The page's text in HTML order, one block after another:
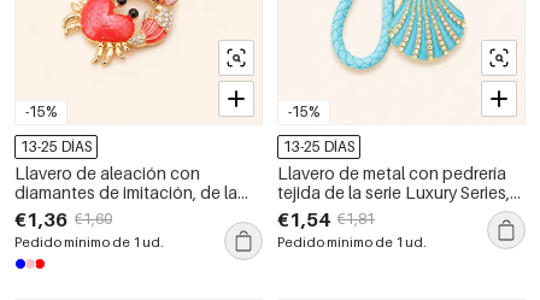
-15%
13-25 DÍAS
Llavero de aleación con
diamantes de imitación, de la
serie de lujo, con forma de
corazón natural y animal, color
sólido, estilo oceánico.
€1,36 €1,60
Pedido mínimo de 1 ud.
-15%
13-25 DÍAS
Llavero de metal con pedrería
tejida de la serie Luxury Series,
estilo oceánico casual, con
diseño de concha.
€1,54 €1,81
Pedido mínimo de 1 ud.